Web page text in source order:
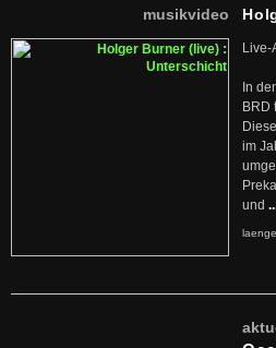
musikvideo
Live-
In
BRD
im
und